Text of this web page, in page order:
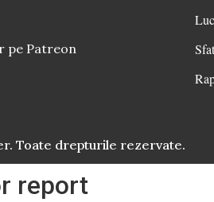
pe Patreon
Toate drepturile rezervate.
report